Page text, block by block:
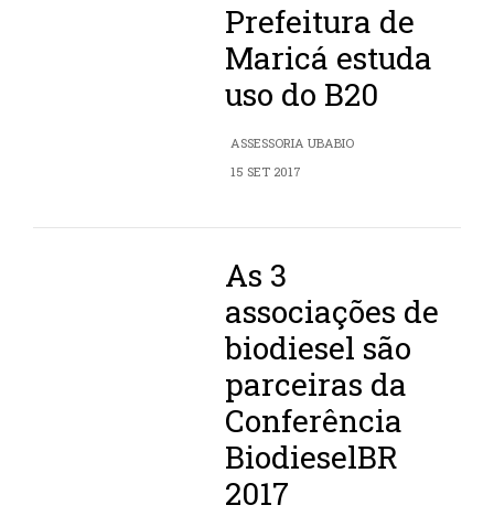
Prefeitura de
Maricá estuda
uso do B20
ASSESSORIA UBABIO
15 SET 2017
As 3
associações de
biodiesel são
parceiras da
Conferência
BiodieselBR
2017